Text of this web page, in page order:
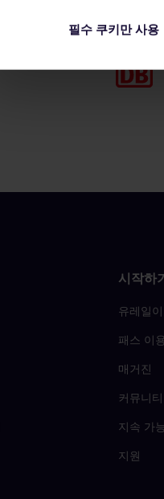
필수 쿠키만 사용
시작하
유레일
패스 이
매거진
커뮤니티
지속 가
지원